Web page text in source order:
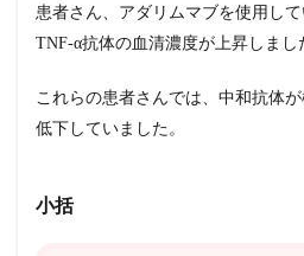
患者さん、アダリムマブを使用し
TNF-α抗体の血清濃度が上昇しまし
これらの患者さんでは、中和抗体
低下していました。
小括